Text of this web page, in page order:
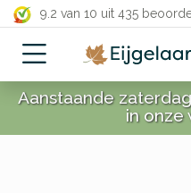
9.2 van 10 uit 435
close
Aanstaande
in onze